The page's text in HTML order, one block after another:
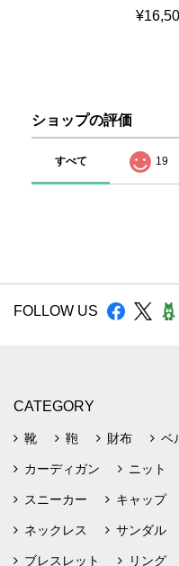
ショップの評価
すべて 19
FOLLOW US
CATEGORY
靴 鞄 財布 ベ
カーディガン ニット
スニーカー キャップ
ネックレス サンダル
ブレスレット リング